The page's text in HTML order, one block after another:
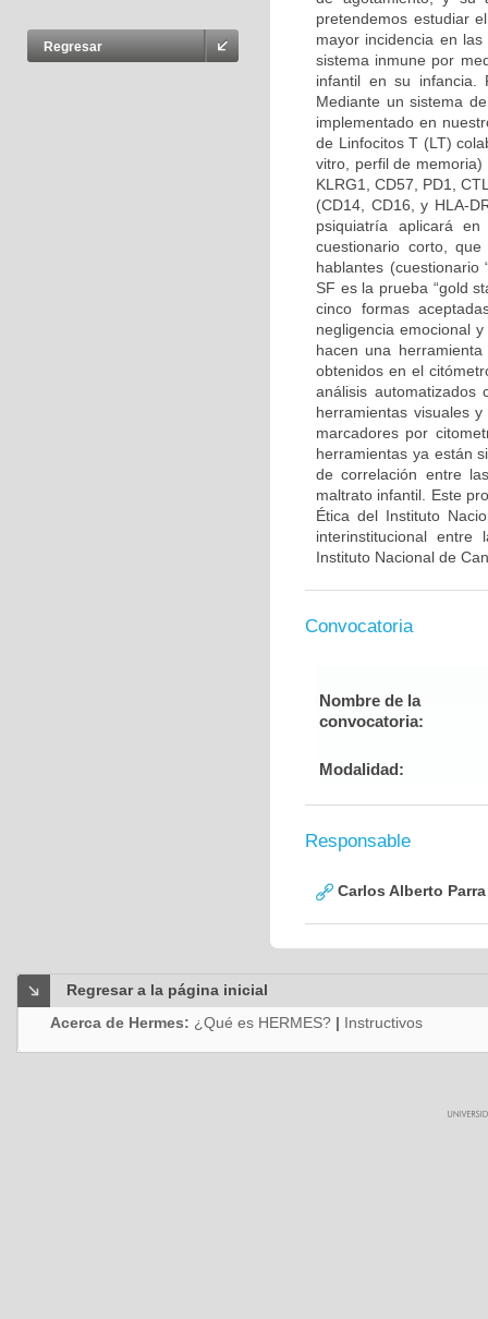
Regresar
pretendemos estudiar
mayor incidencia en
sistema inmune por
infantil en su infancia.
Mediante un sistema
implementado en
de Linfocitos T (LT)
vitro, perfil de
KLRG1, CD57, PD1,
(CD14, CD16, y HLA-
psiquiatría aplicará
cuestionario corto,
hablantes (cuestionario
SF es la prueba “gold
cinco formas
negligencia emocional
hacen una
obtenidos en el
análisis automatizados
herramientas visuales
marcadores por
herramientas ya están
de correlación entre
maltrato infantil. Este
Ética del Instituto
interinstitucional entre
Instituto Nacional de
Convocatoria
Nombre de la
convocatoria:
Modalidad:
Responsable
Carlos Alberto
Regresar a la página inicial
Acerca de Hermes: ¿Qué es HERMES? | Instructivos